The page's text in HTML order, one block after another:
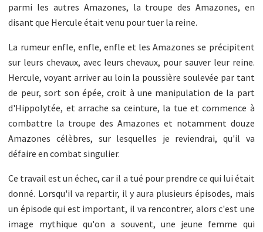
parmi les autres Amazones, la troupe des Amazones, en
disant que Hercule était venu pour tuer la reine.
La rumeur enfle, enfle, enfle et les Amazones se précipitent
sur leurs chevaux, avec leurs chevaux, pour sauver leur reine.
Hercule, voyant arriver au loin la poussière soulevée par tant
de peur, sort son épée, croit à une manipulation de la part
d'Hippolytée, et arrache sa ceinture, la tue et commence à
combattre la troupe des Amazones et notamment douze
Amazones célèbres, sur lesquelles je reviendrai, qu'il va
défaire en combat singulier.
Ce travail est un échec, car il a tué pour prendre ce qui lui était
donné. Lorsqu'il va repartir, il y aura plusieurs épisodes, mais
un épisode qui est important, il va rencontrer, alors c'est une
image mythique qu'on a souvent, une jeune femme qui